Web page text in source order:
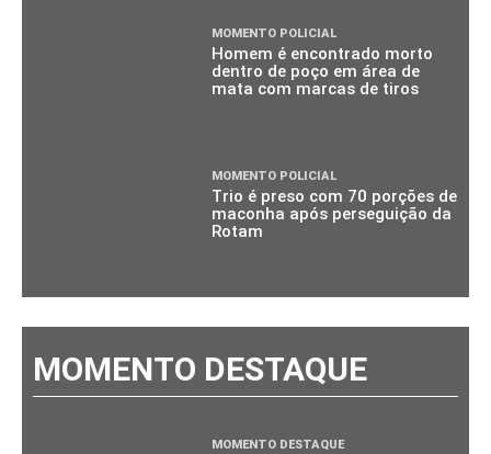
MOMENTO POLICIAL
Homem é encontrado morto
dentro de poço em área de
mata com marcas de tiros
MOMENTO POLICIAL
Trio é preso com 70 porções de
maconha após perseguição da
Rotam
MOMENTO DESTAQUE
MOMENTO DESTAQUE